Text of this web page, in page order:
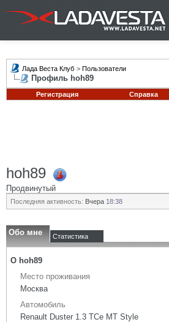
Лада Веста Клуб > Пользователи
Профиль hoh89
Регистрация Справка
hoh89
Продвинутый
Последняя активность: Вчера 18:38
Обо мне Статистика
О hoh89
Место проживания
Москва
Автомобиль
Renault Duster 1.3 TCe MT Style